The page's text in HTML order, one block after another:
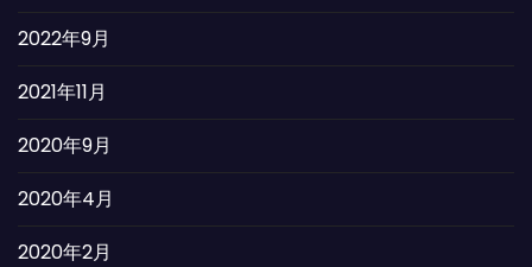
2022年9月
2021年11月
2020年9月
2020年4月
2020年2月